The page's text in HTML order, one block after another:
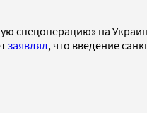
спецоперацию» на
заявлял, что введение